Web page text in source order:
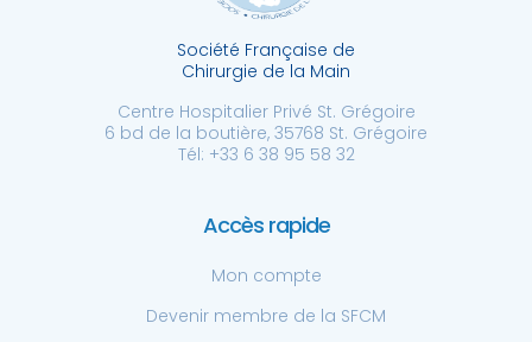
Société Française de
Chirurgie de la Main
Centre Hospitalier Privé St. Grégoire
6 bd de la boutière, 35768 St. Grégoire
Tél: +33 6 38 95 58 32
Accès rapide
Mon compte
Devenir membre de la SFCM